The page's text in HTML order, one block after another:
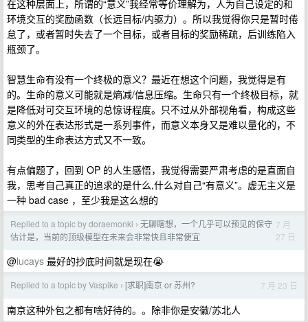
在这种层面上，所谓的“意义”我经常等价理解为，人为自己设定的和
环境交互的奖励函数（长远目标/内驱力）。所以我觉得你只是暂时倦
怠了，或者暂时失去了一个目标，或者目标的奖励稀疏，后训练陷入
瓶颈了。
智慧生命有没有一个终极的意义？最近在想这个问题，我觉得是有
的。生命的意义可能就是熵减/信息压缩。生命只有一个终极目标，就
是降低对可交互环境的总惊讶程度。只不过从外部视角看，构成这些
意义的外在表达形式是一系列事件，而意义本身又是难以量化的，不
同类型的生命表达方式又不一致。
有点偏题了，回到 OP 的人生感悟，我觉得需要严肃考虑的是直面自
我，思考自己真正的追求的是什么,什么对自己“有意义”。虚无主义是
一种 bad case ，至少我是这么想的
Replied to a topic by doraemonki › 无聊瞎想，一个几乎可以预见的保守
估计是，当前的顶级模型在未来会非常快且非常便宜
7 月
27 日
@lucays 最好的抄底时间就是现在😭
Replied to a topic by Vaspike › [求职]南京 or 苏州? 7 月 23 日
南京这种外包之都有啥好待的。。除非你是安徽/苏北人